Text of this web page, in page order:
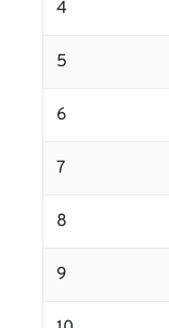
4
5
6
7
8
9